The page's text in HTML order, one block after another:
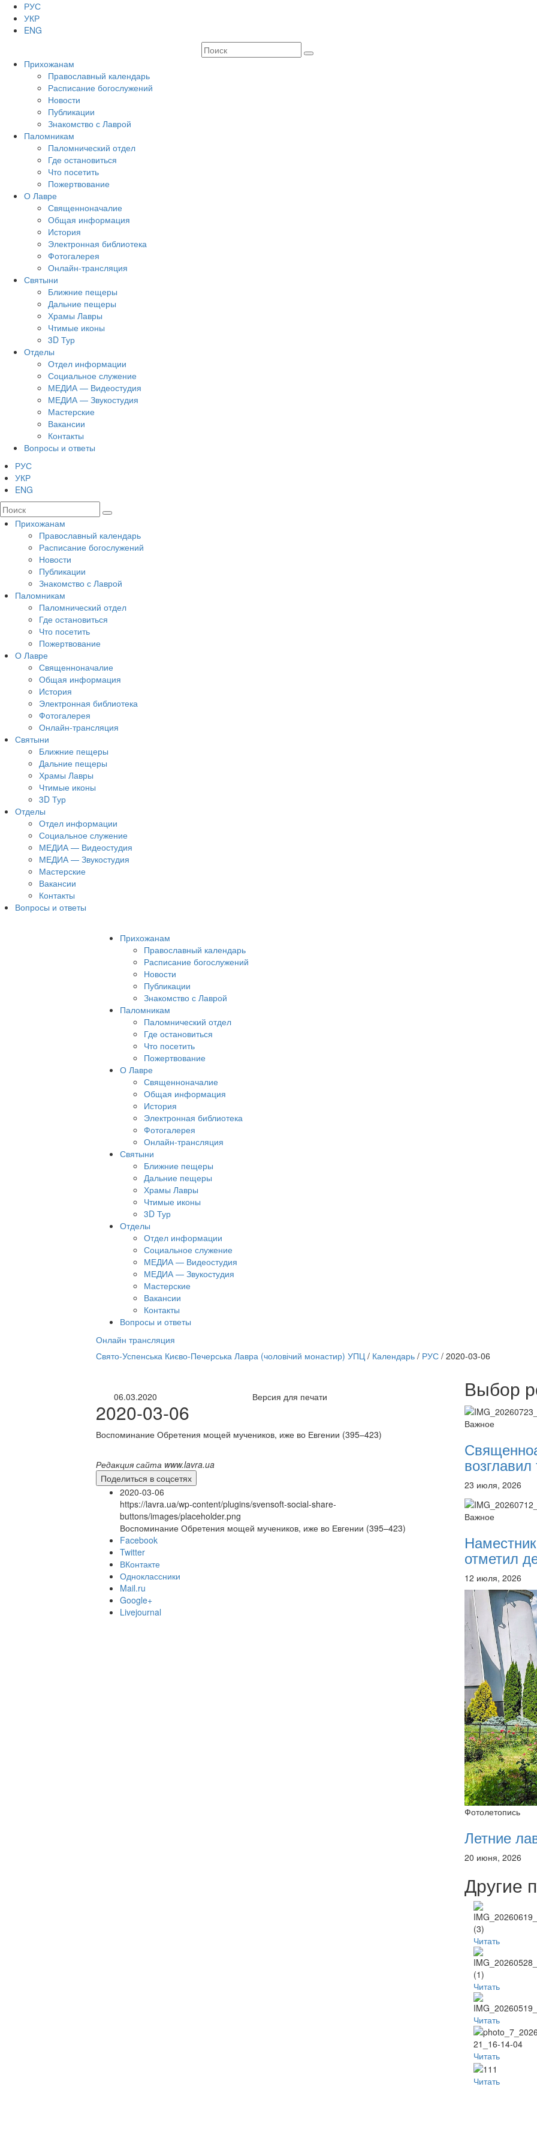
РУС
УКР
ENG
Прихожанам
Православный календарь
Расписание богослужений
Новости
Публикации
Знакомство с Лаврой
Паломникам
Паломнический отдел
Где остановиться
Что посетить
Пожертвование
О Лавре
Священноначалие
Общая информация
История
Электронная библиотека
Фотогалерея
Онлайн-трансляция
Святыни
Ближние пещеры
Дальние пещеры
Храмы Лавры
Чтимые иконы
3D Тур
Отделы
Отдел информации
Социальное служение
МЕДИА — Видеостудия
МЕДИА — Звукостудия
Мастерские
Вакансии
Контакты
Вопросы и ответы
РУС
УКР
ENG
Прихожанам
Православный календарь
Расписание богослужений
Новости
Публикации
Знакомство с Лаврой
Паломникам
Паломнический отдел
Где остановиться
Что посетить
Пожертвование
О Лавре
Священноначалие
Общая информация
История
Электронная библиотека
Фотогалерея
Онлайн-трансляция
Святыни
Ближние пещеры
Дальние пещеры
Храмы Лавры
Чтимые иконы
3D Тур
Отделы
Отдел информации
Социальное служение
МЕДИА — Видеостудия
МЕДИА — Звукостудия
Мастерские
Вакансии
Контакты
Вопросы и ответы
Прихожанам
Православный календарь
Расписание богослужений
Новости
Публикации
Знакомство с Лаврой
Паломникам
Паломнический отдел
Где остановиться
Что посетить
Пожертвование
О Лавре
Священноначалие
Общая информация
История
Электронная библиотека
Фотогалерея
Онлайн-трансляция
Святыни
Ближние пещеры
Дальние пещеры
Храмы Лавры
Чтимые иконы
3D Тур
Отделы
Отдел информации
Социальное служение
МЕДИА — Видеостудия
МЕДИА — Звукостудия
Мастерские
Вакансии
Контакты
Вопросы и ответы
Онлайн трансляция
12 сентября
12 сентября 2015
12 сентября 2015
12 сентября 2015
12 сентября 2015
12 сентября 2015
12 сентября 2015
12 сентября 2015
Перейти к архиву
Свято-Успенська Києво-Печерська Лавра (чоловічий монастир) УПЦ/ Календарь/ РУС/ 2020-03-06
06.03.2020 Версия для печати
2020-03-06
Воспоминание Обретения мощей мучеников, иже во Евгении (395–423)
Редакция сайта www.lavra.ua
Поделиться в соцсетях
2020-03-06
https://lavra.ua/wp-content/plugins/svensoft-social-share-
buttons/images/placeholder.png
Воспоминание Обретения мощей мучеников, иже во Евгении (395–423)
Facebook
Twitter
ВКонтакте
Одноклассники
Mail.ru
Google+
Livejournal
Выбор
Важное
23 июля, 2026
Важное
отметил
12 июля, 2026
Фотолетопись
Летние
20 июня, 2026
Другие
Читать
Читать
Читать
Читать
Читать